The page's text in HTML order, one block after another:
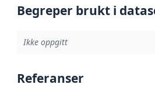
Begreper brukt i
Ikke oppgitt
Referanser